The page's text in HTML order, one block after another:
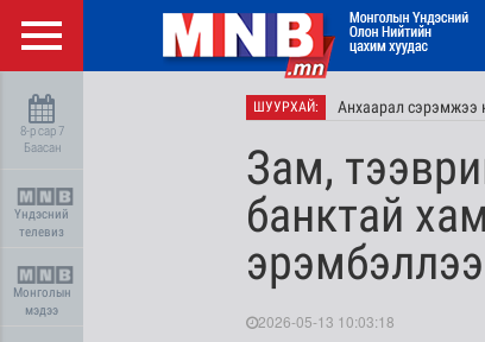
8-р сар 7
Баасан
Үндэсний
телевиз
Монголын
мэдээ
ШУУРХАЙ: Анхаарал сэрэмжээ
Зам,
банктай
эрэмбэллээ
2026-05-13 10:03:18